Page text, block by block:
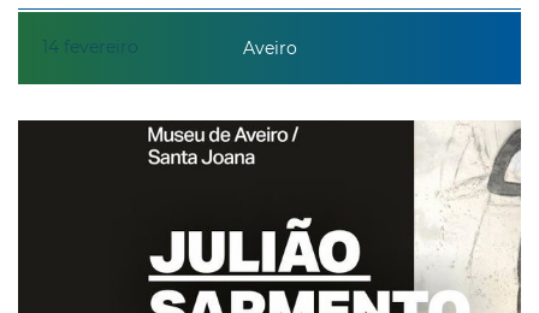
14 fevereiro Aveiro